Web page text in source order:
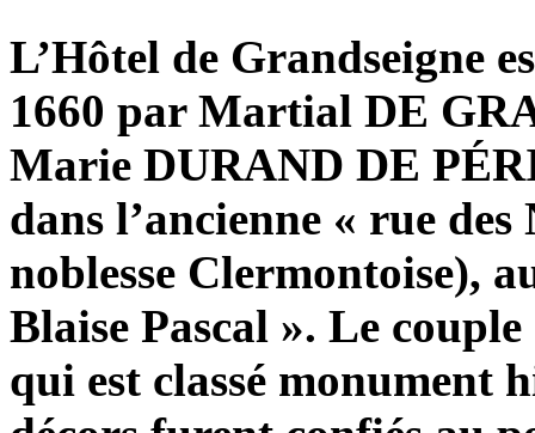
L’Hôtel de Grandseigne
1660 par Martial DE
Marie DURAND DE
dans l’ancienne « rue
noblesse Clermontoise),
Blaise Pascal ». Le
qui est classé monument